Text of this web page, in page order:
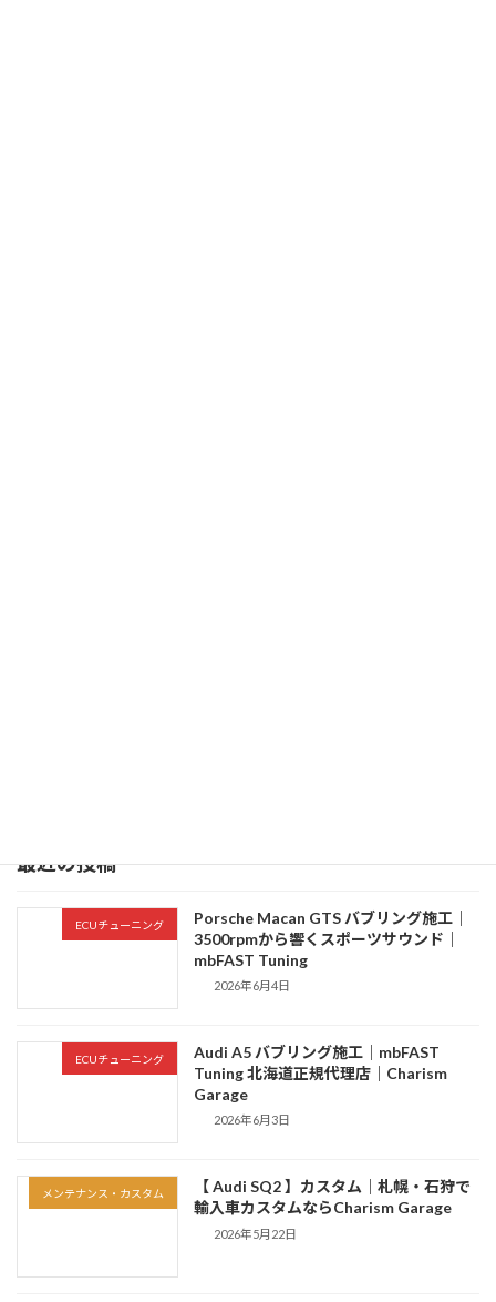
最近の投稿
ECUチューニング
Porsche Macan GTS バブリング施工｜
3500rpmから響くスポーツサウンド｜
mbFAST Tuning
2026年6月4日
ECUチューニング
Audi A5 バブリング施工｜mbFAST
Tuning 北海道正規代理店｜Charism
Garage
2026年6月3日
メンテナンス・カスタム
【 Audi SQ2 】カスタム｜札幌・石狩で
輸入車カスタムならCharism Garage
2026年5月22日